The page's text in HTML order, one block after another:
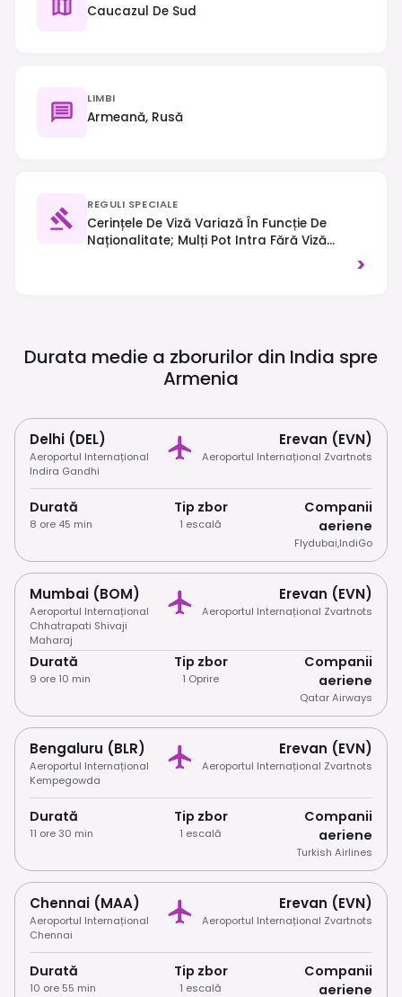
Caucazul De Sud
LIMBI
Armeană, Rusă
REGULI SPECIALE
Cerințele De Viză Variază În Funcție De
Naționalitate; Mulți Pot Intra Fără Viză
Circulația Pe Partea Dreaptă. Îmbrăcați-Vă>
Durata medie a zborurilor din India spre
Armenia
Delhi (DEL)
Aeroportul Internațional
Indira Gandhi
Erevan (EVN)
Aeroportul Internațional Zvartnots
Durată
8 ore 45 min
Tip zbor
1 escală
Companii
aeriene
Flydubai,IndiGo
Mumbai (BOM)
Aeroportul Internațional
Chhatrapati Shivaji
Maharaj
Erevan (EVN)
Aeroportul Internațional Zvartnots
Durată
9 ore 10 min
Tip zbor
1 Oprire
Companii
aeriene
Qatar Airways
Bengaluru (BLR)
Aeroportul Internațional
Kempegowda
Erevan (EVN)
Aeroportul Internațional Zvartnots
Durată
11 ore 30 min
Tip zbor
1 escală
Companii
aeriene
Turkish Airlines
Chennai (MAA)
Aeroportul Internațional
Chennai
Erevan (EVN)
Aeroportul Internațional Zvartnots
Durată
10 ore 55 min
Tip zbor
1 escală
Companii
aeriene